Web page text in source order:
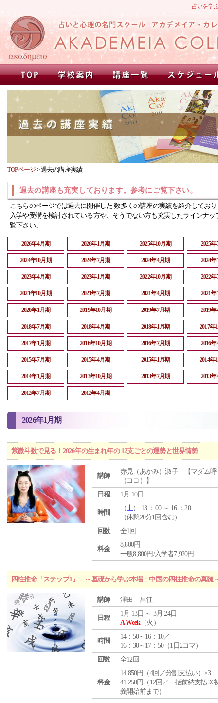
占いを学
TOPページ>過去の講座実績
過去の講座も充実しております。参考にご覧下さい。
こちらのページでは過去に開催した 数多くの講座の実績を紹介してお
入学や受講を検討されている方や、そうでない方も充実したラインナッ
覧下さい。
2026年4月期 2026年1月期 2025年10月期 2025
2024年10月期 2024年7月期 2024年4月期 2024
2023年4月期 2023年1月期 2022年10月期 2022
2021年10月期 2021年7月期 2021年4月期 2021
2020年1月期 2019年10月期 2019年7月期 2019
2018年7月期 2018年4月期 2018年1月期 2017年
2017年1月期 2016年10月期 2016年7月期 2016
2015年7月期 2015年4月期 2015年1月期 2014年
2014年1月期 2013年10月期 2013年7月期 2013
2012年7月期 2012年4月期
2026年1月期
紫微斗数で見る！2026年の生まれ年の 12支ごとの運勢と世界情勢
講師
赤見（あかみ）淑子 【マダム呼
（ココ）】
日程
1月 10日
時間
（土） 13 ：00 ～ 16 ：20
（休憩20分1回含む）
回数
全1回
料金
8,800円
一般8,800円/入学者7,920円
四柱推命「ステップ1」 ～基礎から学ぶ本場・中国の四柱推命の真髄
講師 澤田 昌征
日程
1月 13日 ～ 3月 24日
A Week（火）
時間
14：50～16：10／
16：30～17：50（1日2コマ）
回数
全12回
料金
14,850円（4回／分割支払い）×3
41,250円（12回／一括前納支払※
義開始前まで）